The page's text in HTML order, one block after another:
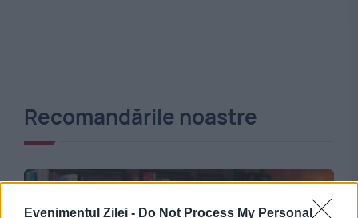
Evenimentul Zilei - Do Not Process My Personal
Recomandările noastre